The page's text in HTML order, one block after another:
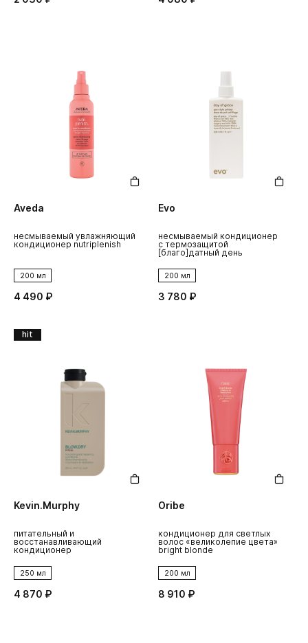
Aveda
несмываемый увлажняющий
кондиционер nutriplenish
200 мл
4 490 ₽
Evo
несмываемый кондиционер
с термозащитой
[благо]датный день
200 мл
3 780 ₽
hit
Kevin.Murphy
питательный и
восстанавливающий
кондиционер
250 мл
4 870 ₽
Oribe
кондиционер для светлых
волос «великолепие цвета»
bright blonde
200 мл
8 910 ₽